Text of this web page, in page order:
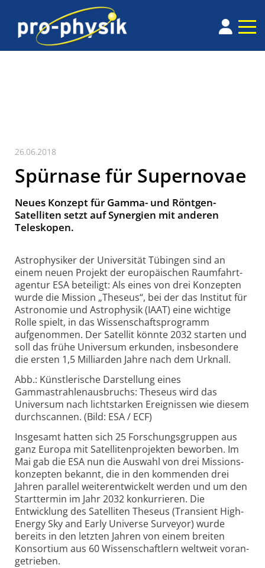
26.06.2018
Spürnase für Supernovae
Neues Konzept für Gamma- und Röntgen-
Satelliten setzt auf Synergien mit anderen
Teleskopen.
Astrophysiker der Universität Tübingen sind an
einem neuen Projekt der europäischen Raumfahrt­
agentur ESA beteiligt: Als eines von drei Konzepten
wurde die Mission „Theseus“, bei der das Institut für
Astronomie und Astro­physik (IAAT) eine wichtige
Rolle spielt, in das Wissenschafts­programm
aufgenommen. Der Satellit könnte 2032 starten und
soll das frühe Universum erkunden, insbesondere
die ersten 1,5 Milliarden Jahre nach dem Urknall.
Abb.: Künstlerische Darstellung eines
Gammastrahlenausbruchs: Theseus wird das
Universum nach lichtstarken Ereignissen wie diesem
durchscannen. (Bild: ESA / ECF)
Insgesamt hatten sich 25 Forschungsgruppen aus
ganz Europa mit Satelliten­projekten beworben. Im
Mai gab die ESA nun die Auswahl von drei Missions­
konzepten bekannt, die in den kommenden drei
Jahren parallel weiter­entwickelt werden und um den
Start­termin im Jahr 2032 konkurrieren. Die
Entwicklung des Satelliten Theseus (Transient High-
Energy Sky and Early Universe Surveyor) wurde
bereits in den letzten Jahren von einem breiten
Konsortium aus 60 Wissenschaftlern weltweit voran­
getrieben.